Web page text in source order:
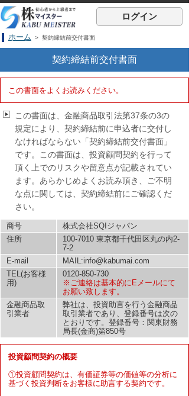
ログイン
ホーム > 契約締結前交付書面
契約締結前交付書面
この書面をよくお読みください。
この書面は、金融商品取引法第37条の3の
規定により、契約締結前に申込者に交付し
なければならない「契約締結前交付書面」
です。この書面は、投資顧問契約を行って
頂く上でのリスクや留意点が記載されてい
ます。あらかじめよくお読み頂き、ご不明
な点に関しては、契約締結前にご確認くだ
さい。
商号
株式会社SQIジャパン
住所
100-7010 東京都千代田区丸の内2-
7-2
E-mail
MAIL:info@kabumai.com
TEL(お客様
用)
0120-850-730
※ご連絡は基本的にEメールにて
お願い致します。
金融商品取
引業者
弊社は、投資助言を行う金融商品
取引業者であり、登録番号は次の
とおりです。登録番号：関東財務
局長(金商)第850号
投資顧問契約の概要
①投資顧問契約は、有価証券等の価値等の分析に
基づく投資判断をお客様に助言する契約です。